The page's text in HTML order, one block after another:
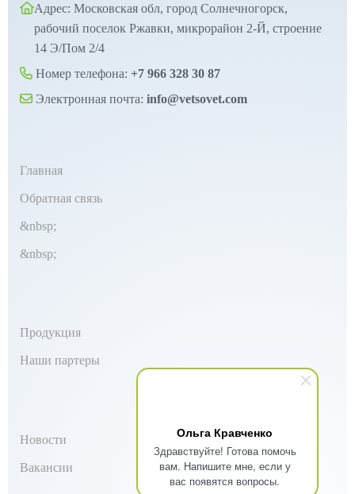
Ольга Кравченко
Здравствуйте! Готова помочь
вам. Напишите мне, если у
вас появятся вопросы.
Адрес: Московская обл, город Солнечногорск,
рабочий поселок Ржавки, микрорайон 2-Й, строение
14 Э/Пом 2/4
Номер телефона: +7 966 328 30 87
Электронная почта: info@vetsovet.com
Главная
Обратная связь
&nbsp;
&nbsp;
Продукция
Наши партеры
Новости
Вакансии